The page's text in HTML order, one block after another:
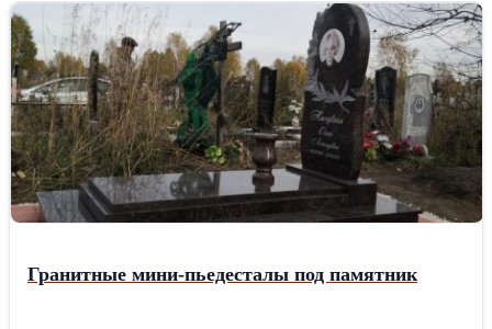
Гранитные мини-пьедесталы под памятник